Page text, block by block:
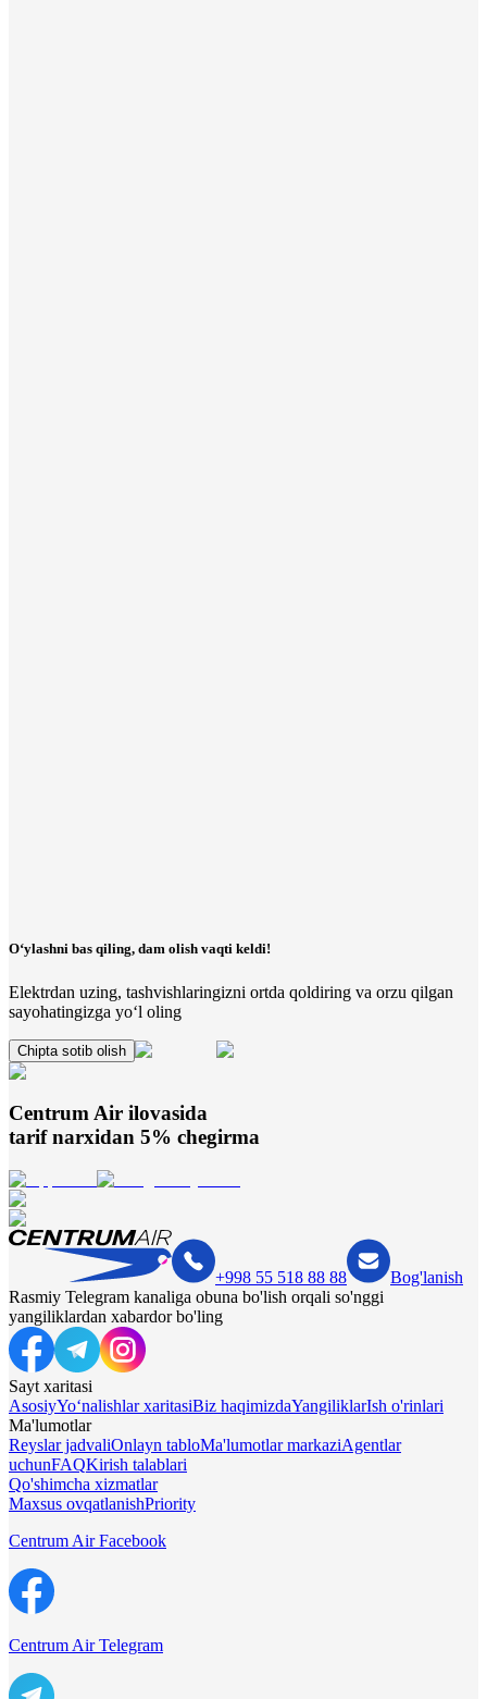
O‘ylashni bas qiling, dam olish vaqti keldi!
Elektrdan uzing, tashvishlaringizni ortda qoldiring va orzu qilgan
sayohatingizga yo‘l oling
Chipta sotib olish
Centrum Air ilovasida
tarif narxidan 5% chegirma
+998 55 518 88 88
Bog'lanish
Rasmiy Telegram kanaliga obuna bo'lish orqali so'nggi
yangiliklardan xabardor bo'ling
Sayt xaritasi
AsosiyYo‘nalishlar xaritasiBiz haqimizdaYangiliklarIsh o'rinlari
Ma'lumotlar
Reyslar jadvaliOnlayn tabloMa'lumotlar markaziAgentlar
uchunFAQKirish talablari
Qo'shimcha xizmatlar
Maxsus ovqatlanishPriority
Centrum Air Facebook
Centrum Air Telegram